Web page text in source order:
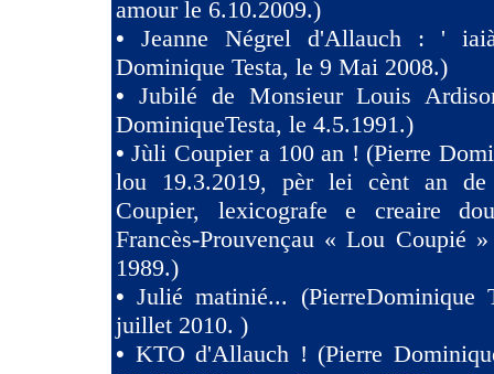
amour le 6.10.2009.)
• Jeanne Négrel d'Allauch : '
Dominique Testa, le 9 Mai 2008.)
• Jubilé de Monsieur Louis
DominiqueTesta, le 4.5.1991.)
•Jùli Coupier a 100 an ! (Pierre
lou 19.3.2019, pèr lei cènt an de
Coupier, lexicografe e creaire
Francès-Prouvençau « Lou Coupié
1989.)
•Julié matinié... (PierreDominique
juillet 2010. )
• KTO d'Allauch ! (Pierre